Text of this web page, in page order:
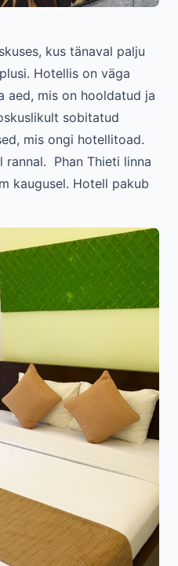
kus tänaval palju
Hotellis on väga
aed, mis on hooldatud ja
sobitatud
mis ongi hotellitoad.
rannal. Phan Thieti linna
kaugusel. Hotell pakub